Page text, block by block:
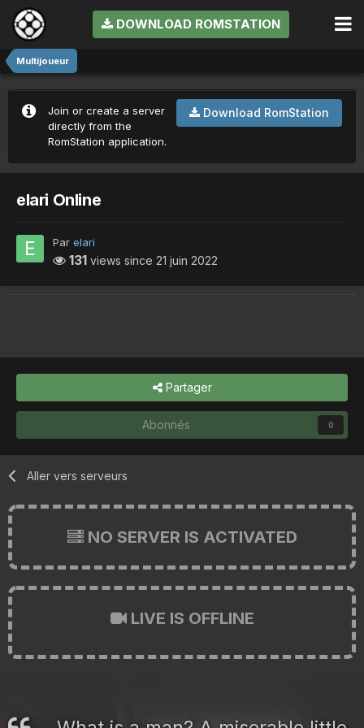
DOWNLOAD ROMSTATION
Multijoueur
Download RomStation
Join or create a server
directly from the
RomStation application.
elari Online
Par elari
131 views since 21 juin 2022
Partager
Abonnés 0
Aller vers serveurs
NO SERVER IS ACTIVATED
LIVE IS OFFLINE